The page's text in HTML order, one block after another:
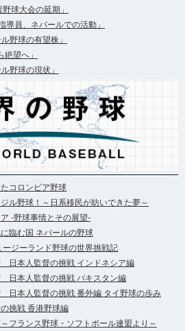
球大会の延期」
員、ネパールでの活動」
野球の有望株」
望へ」
野球の現状」
コロンビア野球
ル野球！～日系移民が紡いできた夢～
-野球事情とその展望-
臨む国 ネパールの野球
ジーランド野球の世界挑戦記
日本人監督の挑戦 インドネシア編
日本人監督の挑戦 パキスタン編
日本人監督の挑戦 番外編 タイ野球の歩み
挑戦 香港野球編
フランス野球・ソフトボール連盟より～